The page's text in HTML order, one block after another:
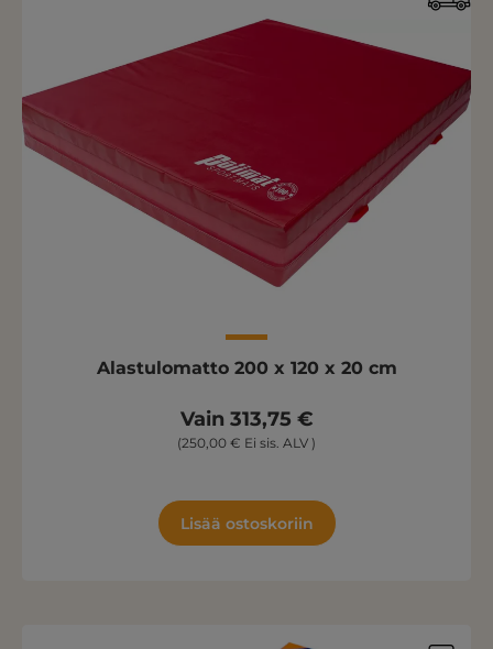
Alastulomatto 200 x 120 x 20 cm
Vain 313,75 €
(250,00 € Ei sis. ALV )
Lisää ostoskoriin